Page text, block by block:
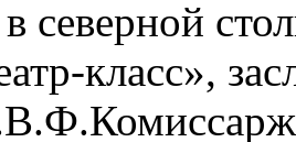
северной
класс»,